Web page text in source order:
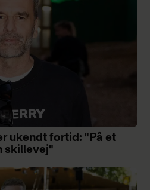
ukendt fortid: "På et
skillevej"